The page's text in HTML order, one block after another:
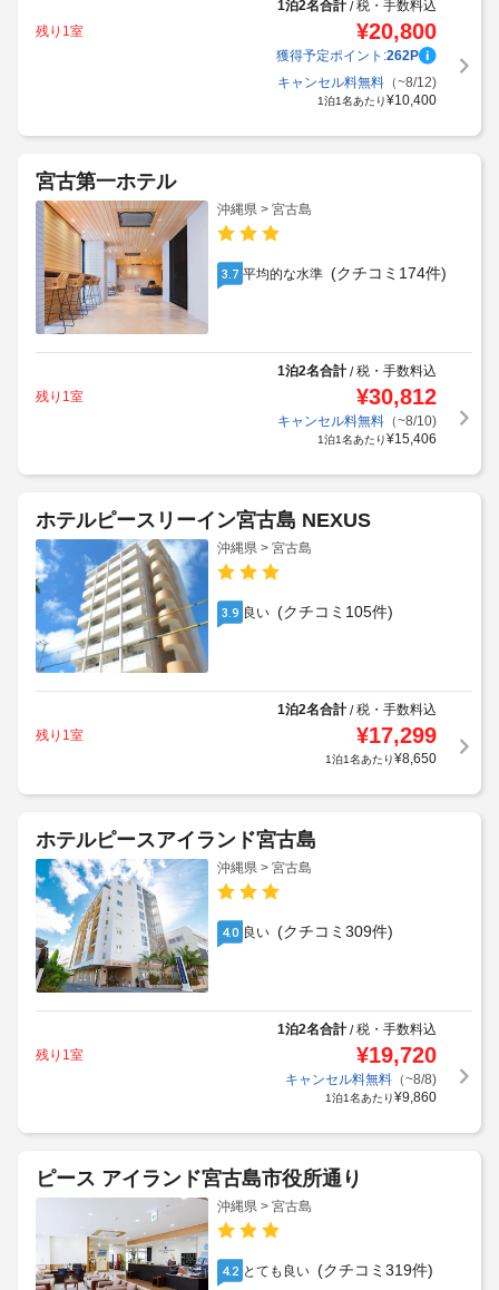
1泊2名合計/税・手数料込
残り1室
¥20,800
獲得予定ポイント:262P
キャンセル料無料（~8/12)
1泊1名あたり¥10,400
宮古第一ホテル
沖縄県 > 宮古島
3.7 平均的な水準 (クチコミ174件)
1泊2名合計/税・手数料込
残り1室
¥30,812
キャンセル料無料（~8/10)
1泊1名あたり¥15,406
ホテルピースリーイン宮古島 NEXUS
沖縄県 > 宮古島
3.9 良い (クチコミ105件)
1泊2名合計/税・手数料込
残り1室
¥17,299
1泊1名あたり¥8,650
ホテルピースアイランド宮古島
沖縄県 > 宮古島
4.0 良い (クチコミ309件)
1泊2名合計/税・手数料込
残り1室
¥19,720
キャンセル料無料（~8/8)
1泊1名あたり¥9,860
ピース アイランド宮古島市役所通り
沖縄県 > 宮古島
4.2 とても良い (クチコミ319件)